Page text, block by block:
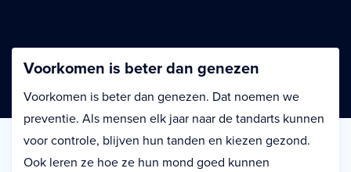
Voorkomen is beter dan genezen
Voorkomen is beter dan genezen. Dat noemen we
preventie. Als mensen elk jaar naar de tandarts kunnen
voor controle, blijven hun tanden en kiezen gezond.
Ook leren ze hoe ze hun mond goed kunnen